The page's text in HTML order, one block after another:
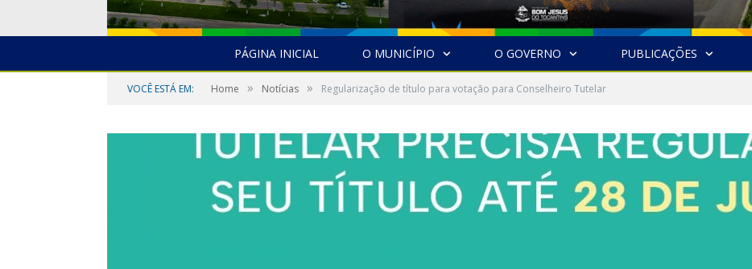
PÁGINA INICIAL O MUNICÍPIO O GOVERNO PUBLICAÇÕES
VOCÊ ESTÁ EM: Home » Notícias » Regularização de título para votação para Conselheiro Tutelar